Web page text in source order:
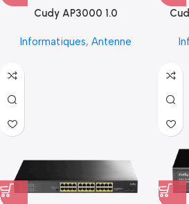
Cudy AP3000 1.0
Informatiques, Antenne